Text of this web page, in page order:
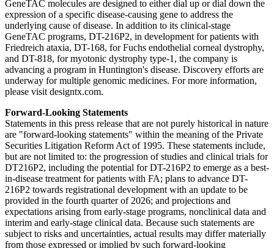
GeneTAC molecules are designed to either dial up or dial down the
expression of a specific disease-causing gene to address the
underlying cause of disease. In addition to its clinical-stage
GeneTAC programs, DT-216P2, in development for patients with
Friedreich ataxia, DT-168, for Fuchs endothelial corneal dystrophy,
and DT-818, for myotonic dystrophy type-1, the company is
advancing a program in Huntington's disease. Discovery efforts are
underway for multiple genomic medicines. For more information,
please visit designtx.com.
Forward-Looking Statements
Statements in this press release that are not purely historical in nature
are "forward-looking statements" within the meaning of the Private
Securities Litigation Reform Act of 1995. These statements include,
but are not limited to: the progression of studies and clinical trials for
DT216P2, including the potential for DT-216P2 to emerge as a best-
in-disease treatment for patients with FA; plans to advance DT-
216P2 towards registrational development with an update to be
provided in the fourth quarter of 2026; and projections and
expectations arising from early-stage programs, nonclinical data and
interim and early-stage clinical data. Because such statements are
subject to risks and uncertainties, actual results may differ materially
from those expressed or implied by such forward-looking